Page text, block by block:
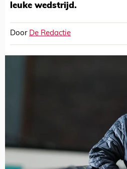
leuke wedstrijd.
Door De Redactie